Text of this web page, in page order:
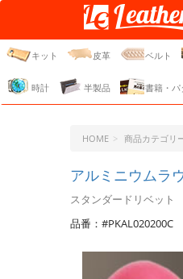
レザークラフ
ジェーピー
キット 皮革 ベルト
時計 半製品 書籍・パ
HOME 商品カテゴリ
アルミニウムラ
スタンダードリベット
品番：#PKAL020200C